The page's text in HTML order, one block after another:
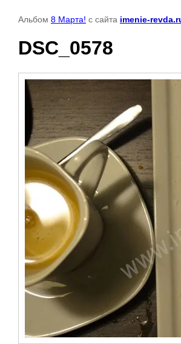
Альбом 8 Марта! с сайта imenie-
DSC_0578